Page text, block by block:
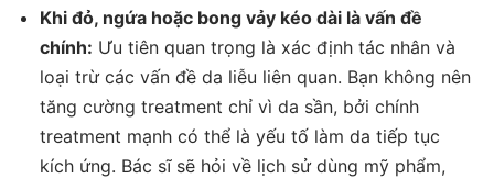
Khi đỏ, ngứa hoặc bong vảy kéo dài là vấn đề
chính: Ưu tiên quan trọng là xác định tác nhân và
loại trừ các vấn đề da liễu liên quan. Bạn không nên
tăng cường treatment chỉ vì da sần, bởi chính
treatment mạnh có thể là yếu tố làm da tiếp tục
kích ứng. Bác sĩ sẽ hỏi về lịch sử dùng mỹ phẩm,